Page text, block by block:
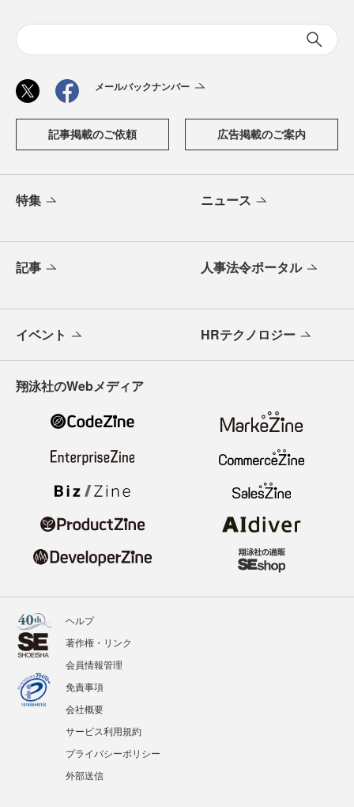
メールバックナンバー
記事掲載のご依頼 広告掲載のご案内
特集 ニュース
記事 人事法令ポータル
イベント HRテクノロジー
翔泳社のWebメディア
ヘルプ
著作権・リンク
会員情報管理
免責事項
会社概要
サービス利用規約
プライバシーポリシー
外部送信